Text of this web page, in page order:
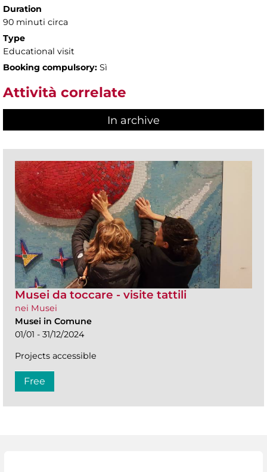
Duration
90 minuti circa
Type
Educational visit
Booking compulsory: Sì
Attività correlate
In archive
Musei da toccare - visite tattili
nei Musei
Musei in Comune
01/01 - 31/12/2024
Projects accessible
Free